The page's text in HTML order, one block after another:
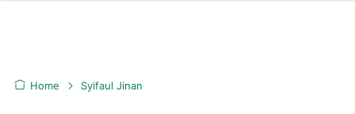
Home Syifaul Jinan